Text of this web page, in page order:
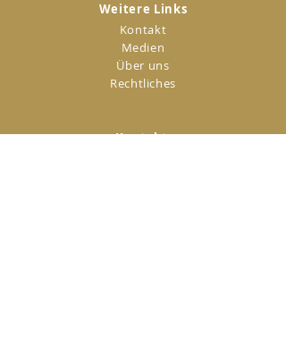
Weitere Links
Kontakt
Medien
Über uns
Rechtliches
Kontakt